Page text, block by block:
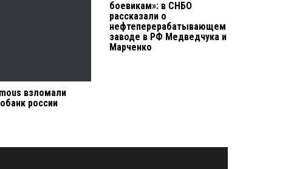
взломали
россии
боевикам»: в СНБО
рассказали о
нефтеперерабатывающем
заводе в РФ Медведчука и
Марченко